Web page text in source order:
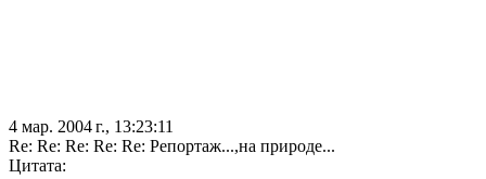
4 мар. 2004 г., 13:23:11
Re: Re: Re: Re: Re: Репортаж...,на природе...
Цитата: